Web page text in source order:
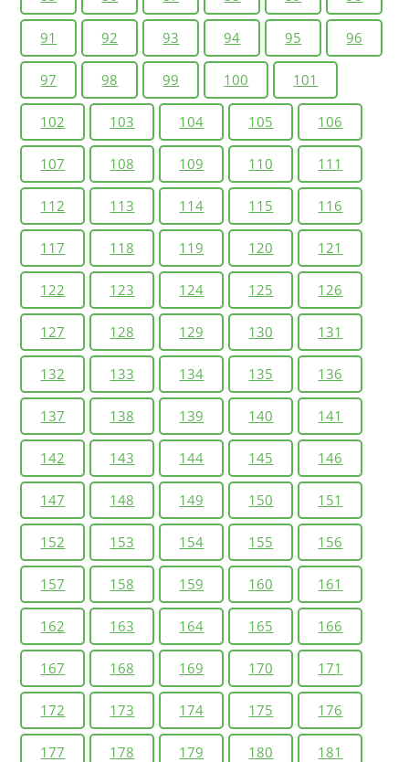
91 92 93 94 95 96
97 98 99 100 101
102 103 104 105 106
107 108 109 110 111
112 113 114 115 116
117 118 119 120 121
122 123 124 125 126
127 128 129 130 131
132 133 134 135 136
137 138 139 140 141
142 143 144 145 146
147 148 149 150 151
152 153 154 155 156
157 158 159 160 161
162 163 164 165 166
167 168 169 170 171
172 173 174 175 176
177 178 179 180 181